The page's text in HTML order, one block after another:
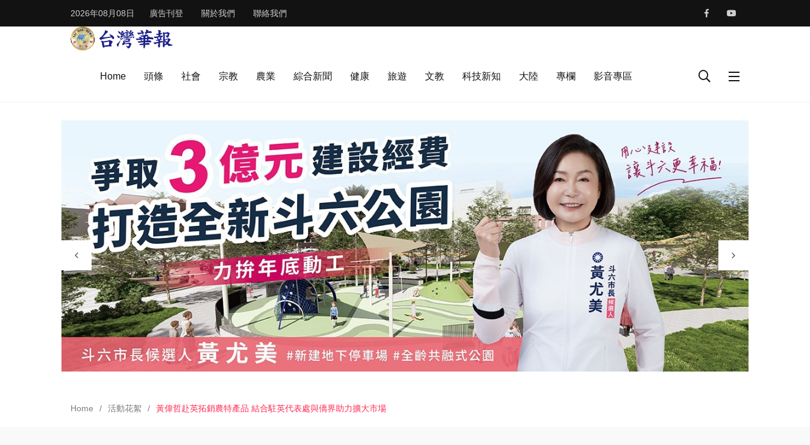
2026年08月08日 廣告刊登 關於我們 聯絡我們
Home 頭條 社會 宗教 農業 綜合新聞 健康 旅遊 文教 科技新知 大陸 專欄 影音專區
Home 活動花絮 黃偉哲赴英拓銷農特產品 結合駐英代表處與僑界助力擴大市場